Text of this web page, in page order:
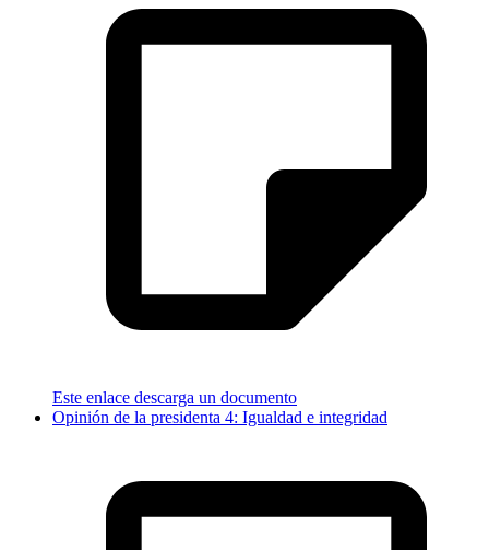
Este enlace descarga un documento
Opinión de la presidenta 4: Igualdad e integridad